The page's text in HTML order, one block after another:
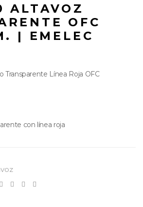
ALTAVOZ
OFC
| EMELEC
Transparente Línea Roja OFC
con línea roja